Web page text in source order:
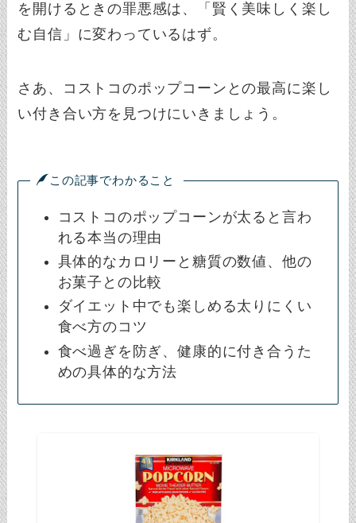
を開けるときの罪悪感は、「賢く美味しく楽し
む自信」に変わっているはず。
さあ、コストコのポップコーンとの最高に楽し
い付き合い方を見つけにいきましょう。
この記事でわかること
コストコのポップコーンが太ると言わ
れる本当の理由
具体的なカロリーと糖質の数値、他の
お菓子との比較
ダイエット中でも楽しめる太りにくい
食べ方のコツ
食べ過ぎを防ぎ、健康的に付き合うた
めの具体的な方法